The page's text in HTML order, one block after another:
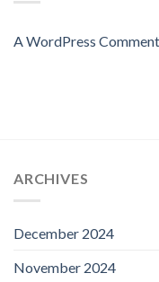
A WordPress
ARCHIVES
December 2024
November 2024